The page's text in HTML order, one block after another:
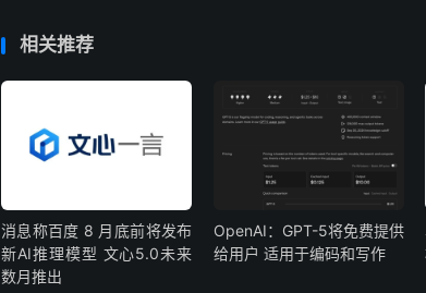
相关推荐
消息称百度 8 月底前将发布
新AI推理模型 文心5.0未来
数月推出
OpenAI：GPT-5将免费提供
给用户 适用于编码和写作